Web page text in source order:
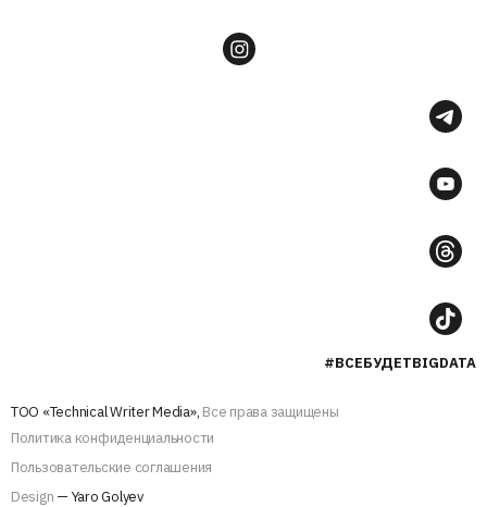
#ВСЕБУДЕТBIGDATA
ТОО «Technical Writer Media», Все права защищены
Политика конфиденциальности
Пользовательские соглашения
Design — Yaro Golyev